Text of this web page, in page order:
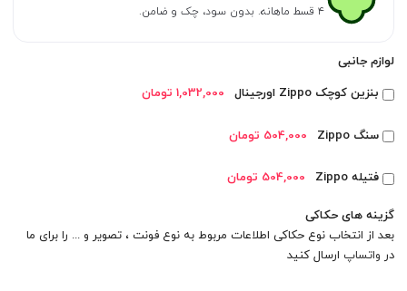
۴ قسط ماهانه. بدون سود، چک و ضامن.
لوازم جانبی
بنزین کوچک Zippo اورجینال
1,032,000 تومان
سنگ Zippo 504,000 تومان
فتیله Zippo 504,000 تومان
گزینه های حکاکی
بعد از انتخاب نوع حکاکی اطلاعات مربوط به نوع فونت ، تصویر و ... را برای ما
در واتساپ ارسال کنید